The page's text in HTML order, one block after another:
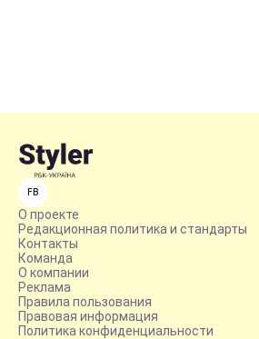
FB
О проекте
Редакционная политика и стандарты
Контакты
Команда
О компании
Реклама
Правила пользования
Правовая информация
Политика конфиденциальности